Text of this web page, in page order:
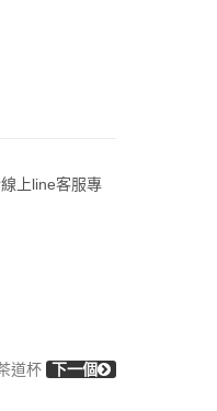
上line客服專
道杯 下一個